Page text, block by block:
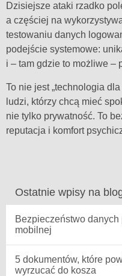
Dzisiejsze ataki rzadko
a częściej na
testowaniu danych
podejście systemowe:
i – tam gdzie to możliwe –
To nie jest „technologia
ludzi, którzy chcą mieć
nie tylko prywatność. To
reputacja i komfort
Ostatnie wpisy na
Bezpieczeństwo
mobilnej
5 dokumentów, które
wyrzucać do kosza